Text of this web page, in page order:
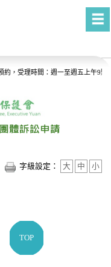
，受理時間：週一至週五上午9
字級設定： 大 中 小
TOP